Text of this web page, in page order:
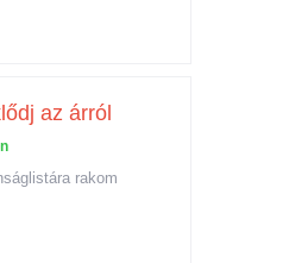
az árról
rakom